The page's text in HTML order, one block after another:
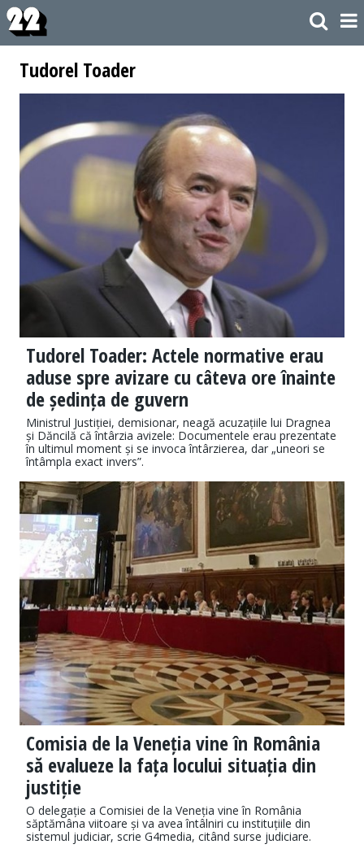
Tudorel Toader
Tudorel Toader: Actele normative erau
aduse spre avizare cu câteva ore înainte
de ședința de guvern
Ministrul Justiției, demisionar, neagă acuzațiile lui Dragnea
și Dăncilă că întârzia avizele: Documentele erau prezentate
în ultimul moment și se invoca întârzierea, dar „uneori se
întâmpla exact invers”.
Comisia de la Veneția vine în România
să evalueze la fața locului situația din
justiție
O delegație a Comisiei de la Veneția vine în România
săptămâna viitoare și va avea întâlniri cu instituțiile din
sistemul judiciar, scrie G4media, citând surse judiciare.